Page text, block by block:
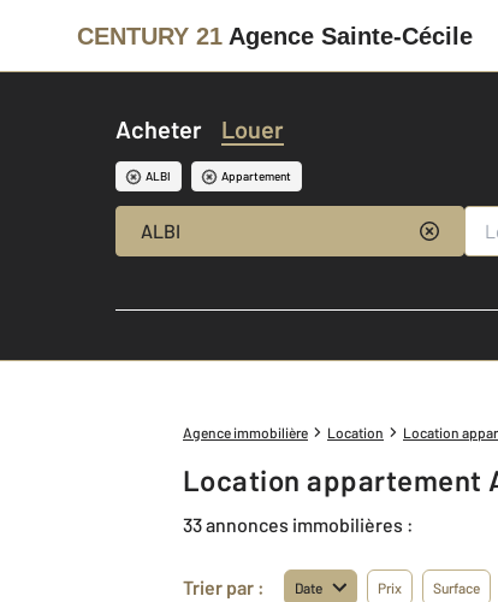
CENTURY 21 Agence Sainte-Cécile
Acheter Louer
ALBI Appartement
ALBI
Agence immobilière Location Location
Location appartement
33 annonces immobilières :
Trier par : Date Prix Surface